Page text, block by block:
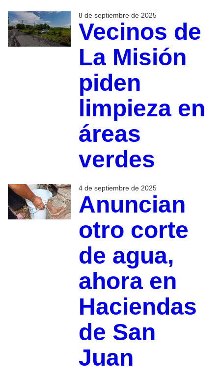
8 de septiembre de 2025
Vecinos de
La Misión
piden
limpieza en
áreas
verdes
4 de septiembre de 2025
Anuncian
otro corte
de agua,
ahora en
Haciendas
de San
Juan